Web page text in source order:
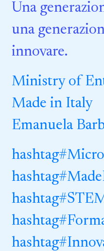
Una
una
innovare.
Ministry of
Made in Italy
Emanuela
hashtag#
hashtag#
hashtag#
hashtag#
hashtag#